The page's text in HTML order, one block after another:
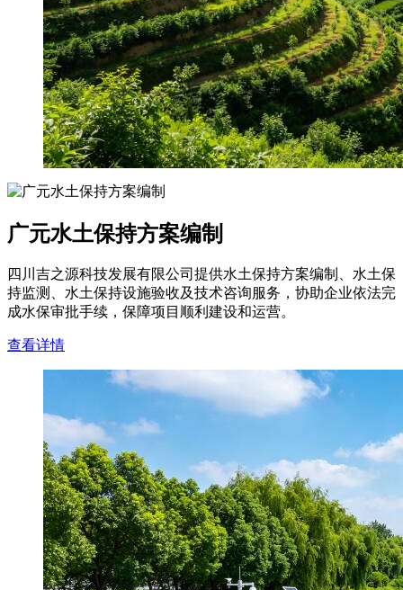
广元水土保持方案编制
四川吉之源科技发展有限公司提供水土保持方案编制、水土保
持监测、水土保持设施验收及技术咨询服务，协助企业依法完
成水保审批手续，保障项目顺利建设和运营。
查看详情